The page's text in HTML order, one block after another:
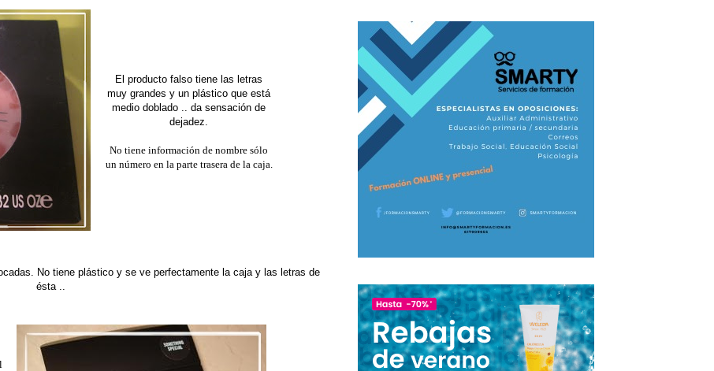
El producto falso tiene las letras
muy grandes y un plástico que está
medio doblado .. da sensación de
dejadez.
No tiene información de nombre sólo
un número en la parte trasera de la caja.
No tiene plástico y se ve perfectamente la caja y las letras de
ésta ..